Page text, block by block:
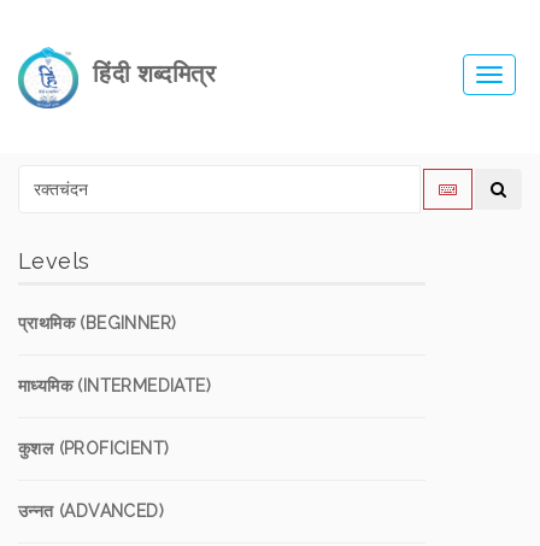
हिंदी शब्दमित्र
Levels
प्राथमिक (BEGINNER)
माध्यमिक (INTERMEDIATE)
कुशल (PROFICIENT)
उन्नत (ADVANCED)